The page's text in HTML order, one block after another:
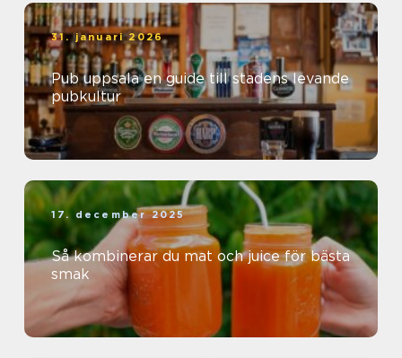
31. januari 2026
Pub uppsala en guide till stadens levande
pubkultur
17. december 2025
Så kombinerar du mat och juice för bästa
smak